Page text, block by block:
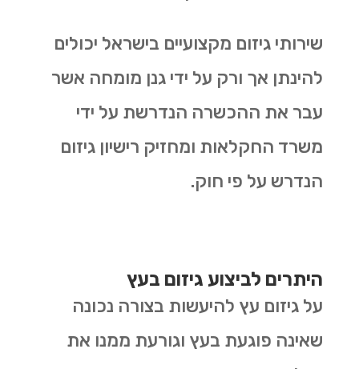
שירותי גיזום מקצועיים בישראל יכולים
להינתן אך ורק על ידי גנן מומחה אשר
עבר את ההכשרה הנדרשת על ידי
משרד החקלאות ומחזיק רישיון גיזום
הנדרש על פי חוק.
היתרים לביצוע גיזום בעץ
על גיזום עץ להיעשות בצורה נכונה
שאינה פוגעת בעץ וגורעת ממנו את